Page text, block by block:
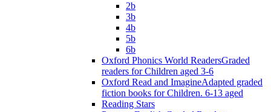
2b
3b
4b
5b
6b
Oxford Phonics World ReadersGraded
readers for Children aged 3-6
Oxford Read and ImagineAdapted graded
fiction books for Children. 6-13 aged
Reading Stars